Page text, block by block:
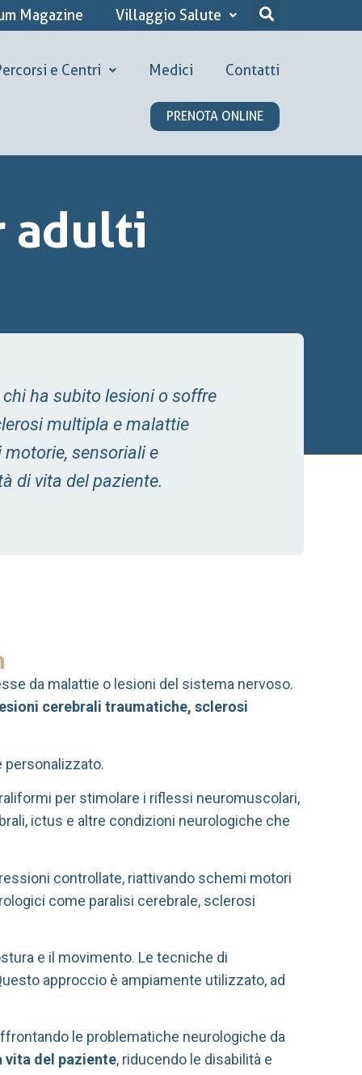
Magazine Villaggio Salute
e Centri Medici Contatti
PRENOTA ONLINE
adulti
ha subito lesioni o soffre
multipla e malattie
sensoriali e
di vita del paziente.
da malattie o lesioni del sistema nervoso.
cerebrali traumatiche, sclerosi
personalizzato.
per stimolare i riflessi neuromuscolari,
ictus e altre condizioni neurologiche che
controllate, riattivando schemi motori
come paralisi cerebrale, sclerosi
e il movimento. Le tecniche di
approccio è ampiamente utilizzato, ad
le problematiche neurologiche da
vita del paziente, riducendo le disabilità e